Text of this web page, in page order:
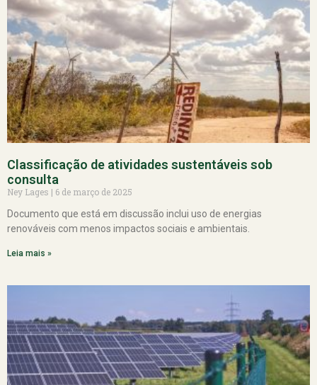
Classificação de atividades sustentáveis sob
consulta
Ney Lages
6 de março de 2025
Documento que está em discussão inclui uso de energias
renováveis com menos impactos sociais e ambientais.
Leia mais »